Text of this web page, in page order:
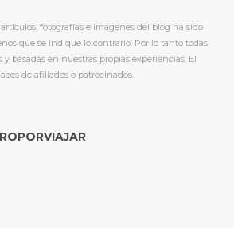
fotografías e imágenes del blog ha sido
que se indique lo contrario. Por lo tanto todas
basadas en nuestras propias experiencias. El
de afiliados o patrocinados.